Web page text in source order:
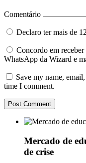
Comentário
Declaro ter mais de
Concordo em receber
WhatsApp da Wizard e
Save my name,
time I comment.
Mercado de
de crise